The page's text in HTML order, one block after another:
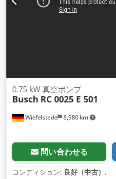
Wiefelstede 8,980 km
0.75 kW 真空ポンプ
Busch RC 0025 E 501
問い合わせる
コンディション: 良好（中古） ,